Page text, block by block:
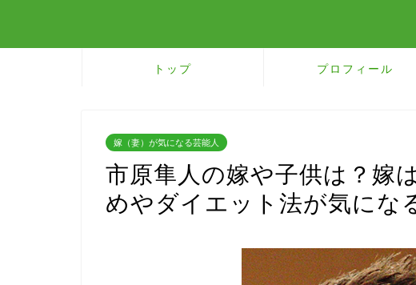
トップ プロフィール
嫁（妻）が気になる芸能人
市原隼人の嫁や子供は？嫁
めやダイエット法が気にな